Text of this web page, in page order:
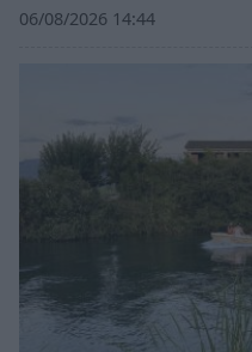
06/08/2026 14:44